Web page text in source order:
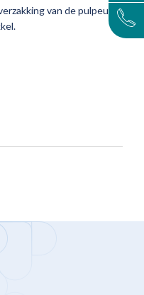
van de pulpeuze